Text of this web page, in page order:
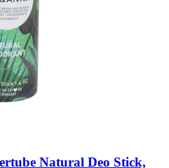
Natural Deo Stick,